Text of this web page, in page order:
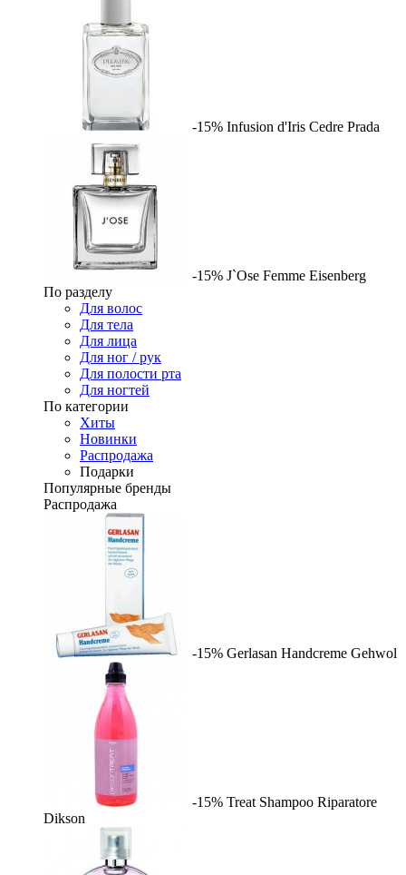
-15% Infusion d'Iris Cedre Prada
-15% J`Ose Femme Eisenberg
По разделу
Для волос
Для тела
Для лица
Для ног / рук
Для полости рта
Для ногтей
По категории
Хиты
Новинки
Распродажа
Подарки
Популярные бренды
Распродажа
-15% Gerlasan Handcreme Gehwol
-15% Treat Shampoo Riparatore
Dikson